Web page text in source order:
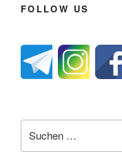
FOLLOW US
nach: